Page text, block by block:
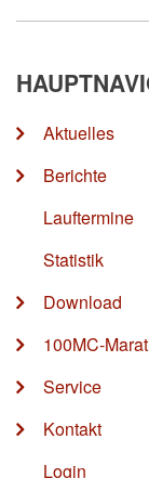
Aktuelles
Berichte
Lauftermine
Statistik
Download
100MC-
Service
Kontakt
Login